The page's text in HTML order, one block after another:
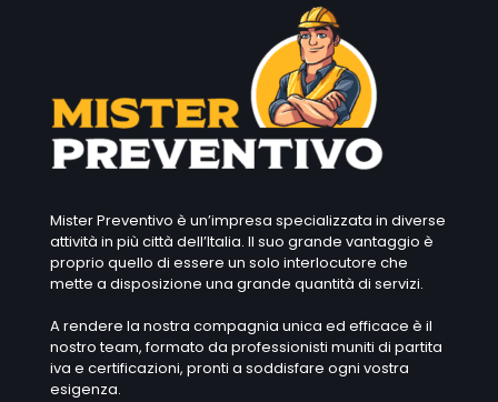
Mister Preventivo è un’impresa specializzata in diverse
attività in più città dell’Italia. Il suo grande vantaggio è
proprio quello di essere un solo interlocutore che
mette a disposizione una grande quantità di servizi.
A rendere la nostra compagnia unica ed efficace è il
nostro team, formato da professionisti muniti di partita
iva e certificazioni, pronti a soddisfare ogni vostra
esigenza.